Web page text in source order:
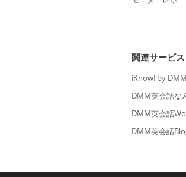
関連サービス
iKnow! by
DMM英会話な
DMM英会話
DMM英会話